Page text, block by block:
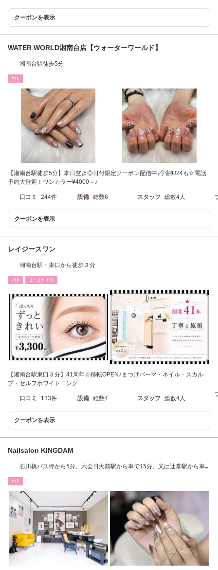
クーポンを表示
WATER WORLD湘南台店【ウォーターワールド】
湘南台駅徒歩5分
ﾈｲﾙ
【湘南台駅徒歩5分】本日空き◎日付限定クーポン配信中♪学割U24も☆電話
予約大歓迎！ワンカラー¥4000～♪
口コミ 244件 設備 総数6 スタッフ 総数4人
クーポンを表示
レイジースワン
湘南台駅・東口から徒歩３分
ﾈｲﾙ まつげ･ﾒｲｸ
【湘南台駅東口３分】41周年☆移転OPEN♪まつげパーマ・ネイル・スカル
プ・セルフホワイトニング
口コミ 133件 設備 総数4 スタッフ 総数4人
クーポンを表示
Nailsalon KINGDAM
石川橋バス停から5分、六会日大前駅から車で15分、又は辻堂駅から車
ﾈｲﾙ